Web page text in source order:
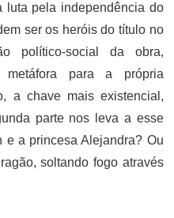
luta pela independência do
ser os heróis do título no
político-social da obra,
metáfora para a própria
a chave mais existencial,
parte nos leva a esse
e a princesa Alejandra? Ou
soltando fogo através